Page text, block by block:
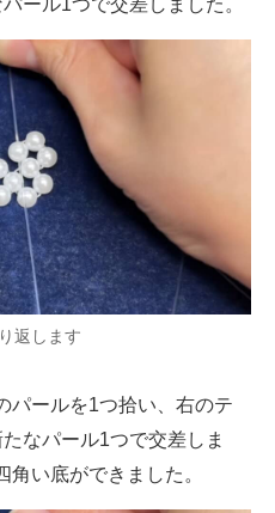
ール1つで交差しました。
返します
ールを1つ拾い、右のテ
なパール1つで交差しま
い底ができました。